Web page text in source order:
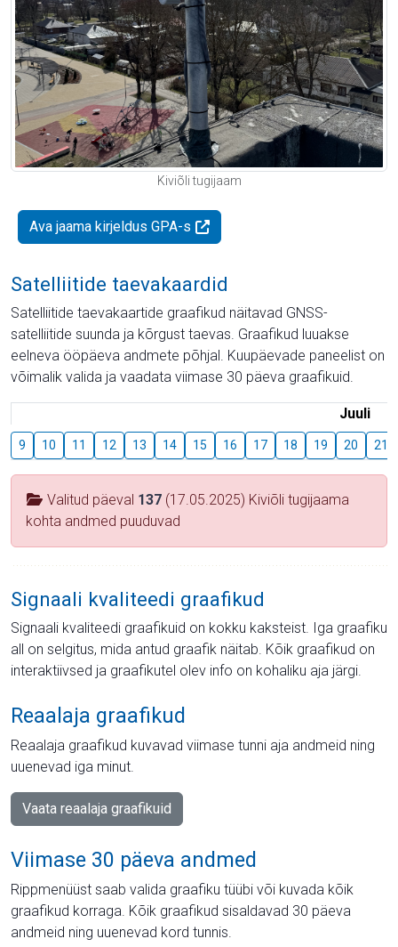
Kiviõli tugijaam
Ava jaama kirjeldus GPA-s
Satelliitide taevakaardid
Satelliitide taevakaartide graafikud näitavad GNSS-
satelliitide suunda ja kõrgust taevas. Graafikud luuakse
eelneva ööpäeva andmete põhjal. Kuupäevade paneelist on
võimalik valida ja vaadata viimase 30 päeva graafikuid.
Juuli
9 10 11 12 13 14 15 16 17 18 19 20 21
Valitud päeval 137 (17.05.2025) Kiviõli tugijaama
kohta andmed puuduvad
Signaali kvaliteedi graafikud
Signaali kvaliteedi graafikuid on kokku kaksteist. Iga graafiku
all on selgitus, mida antud graafik näitab. Kõik graafikud on
interaktiivsed ja graafikutel olev info on kohaliku aja järgi.
Reaalaja graafikud
Reaalaja graafikud kuvavad viimase tunni aja andmeid ning
uuenevad iga minut.
Vaata reaalaja graafikuid
Viimase 30 päeva andmed
Rippmenüüst saab valida graafiku tüübi või kuvada kõik
graafikud korraga. Kõik graafikud sisaldavad 30 päeva
andmeid ning uuenevad kord tunnis.